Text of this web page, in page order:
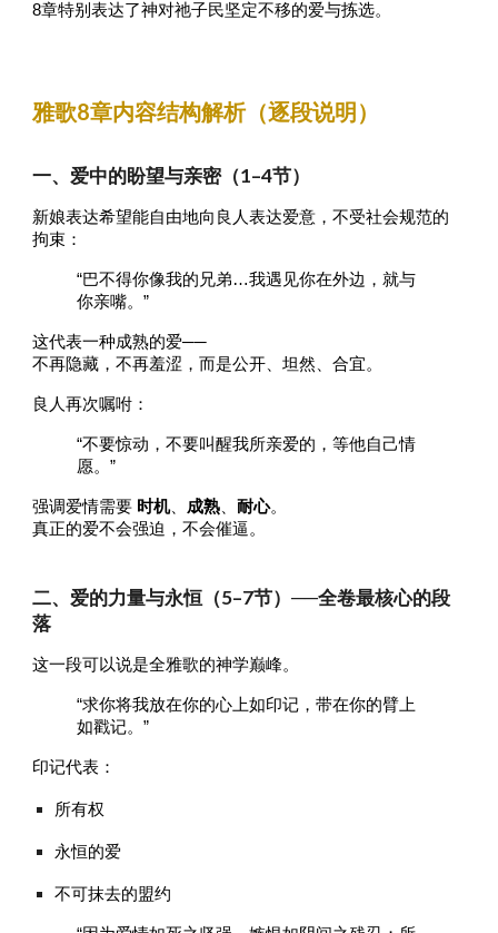
8章特别表达了神对祂子民坚定不移的爱与拣选。
雅歌8章内容结构解析（逐段说明）
一、爱中的盼望与亲密（1–4节）
新娘表达希望能自由地向良人表达爱意，不受社会规范的
拘束：
“巴不得你像我的兄弟…我遇见你在外边，就与
你亲嘴。”
这代表一种成熟的爱──
不再隐藏，不再羞涩，而是公开、坦然、合宜。
良人再次嘱咐：
“不要惊动，不要叫醒我所亲爱的，等他自己情
愿。”
强调爱情需要 时机、 成熟 、耐心。
真正的爱不会强迫，不会催逼。
二、爱的力量与永恒（5–7节）──全卷最核心的段
落
这一段可以说是全雅歌的神学巅峰。
“求你将我放在你的心上如印记，带在你的臂上
如戳记。”
印记代表：
所有权
永恒的爱
不可抹去的盟约